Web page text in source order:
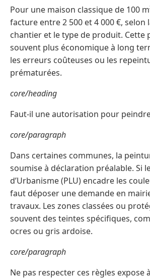
Pour une maison classique de 100
facture entre 2 500 et 4 000 €, selon
chantier et le type de produit. Cette
souvent plus économique à long
les erreurs coûteuses ou les
prématurées.
core/heading
Faut-il une autorisation pour
core/paragraph
Dans certaines communes, la
soumise à déclaration préalable. Si
d’Urbanisme (PLU) encadre les
faut déposer une demande en
travaux. Les zones classées ou
souvent des teintes spécifiques,
ocres ou gris ardoise.
core/paragraph
Ne pas respecter ces règles expose